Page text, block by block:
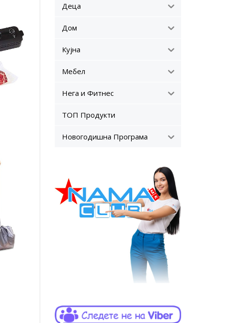
Деца
Дом
Кујна
Мебел
Нега и Фитнес
ТОП Продукти
Новогодишна Програма